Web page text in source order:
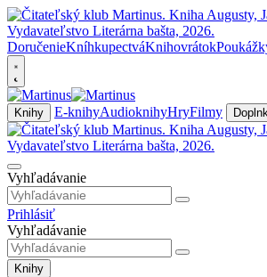
DoručenieKníhkupectváKnihovrátok
Knihy E-knihyAudioknihyHryFilmy
Vyhľadávanie
Prihlásiť
Vyhľadávanie
Knihy